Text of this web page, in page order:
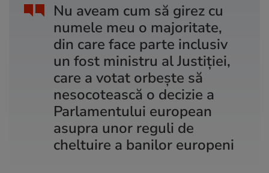
Nu aveam cum să girez cu
numele meu o majoritate,
din care face parte inclusiv
un fost ministru al Justiției,
care a votat orbește să
nesocotească o decizie a
Parlamentului european
asupra unor reguli de
cheltuire a banilor europeni